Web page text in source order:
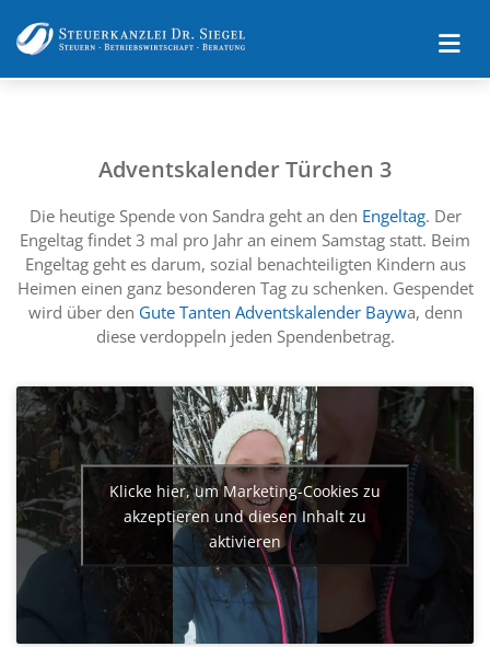
Klicke hier, um Marketing-Cookies zu
akzeptieren und diesen Inhalt zu
aktivieren
Adventskalender Türchen 3
Die heutige Spende von Sandra geht an den Engeltag. Der
Engeltag findet 3 mal pro Jahr an einem Samstag statt. Beim
Engeltag geht es darum, sozial benachteiligten Kindern aus
Heimen einen ganz besonderen Tag zu schenken. Gespendet
wird über den Gute Tanten Adventskalender Baywa, denn
diese verdoppeln jeden Spendenbetrag.